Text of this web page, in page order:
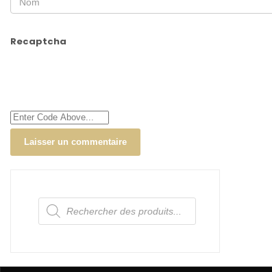
Recaptcha
Recherche
de
produits